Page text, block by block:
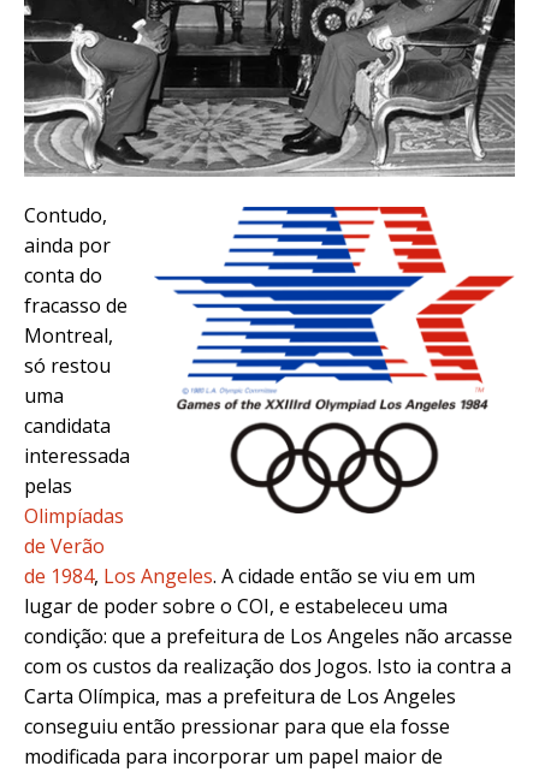
Contudo,
ainda por
conta do
fracasso de
Montreal,
só restou
uma
candidata
interessada
pelas
Olimpíadas
de Verão
de 1984, Los Angeles. A cidade então se viu em um
lugar de poder sobre o COI, e estabeleceu uma
condição: que a prefeitura de Los Angeles não arcasse
com os custos da realização dos Jogos. Isto ia contra a
Carta Olímpica, mas a prefeitura de Los Angeles
conseguiu então pressionar para que ela fosse
modificada para incorporar um papel maior de